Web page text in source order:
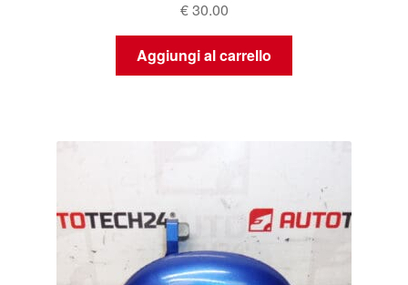
€30.00
Aggiungi al carrello